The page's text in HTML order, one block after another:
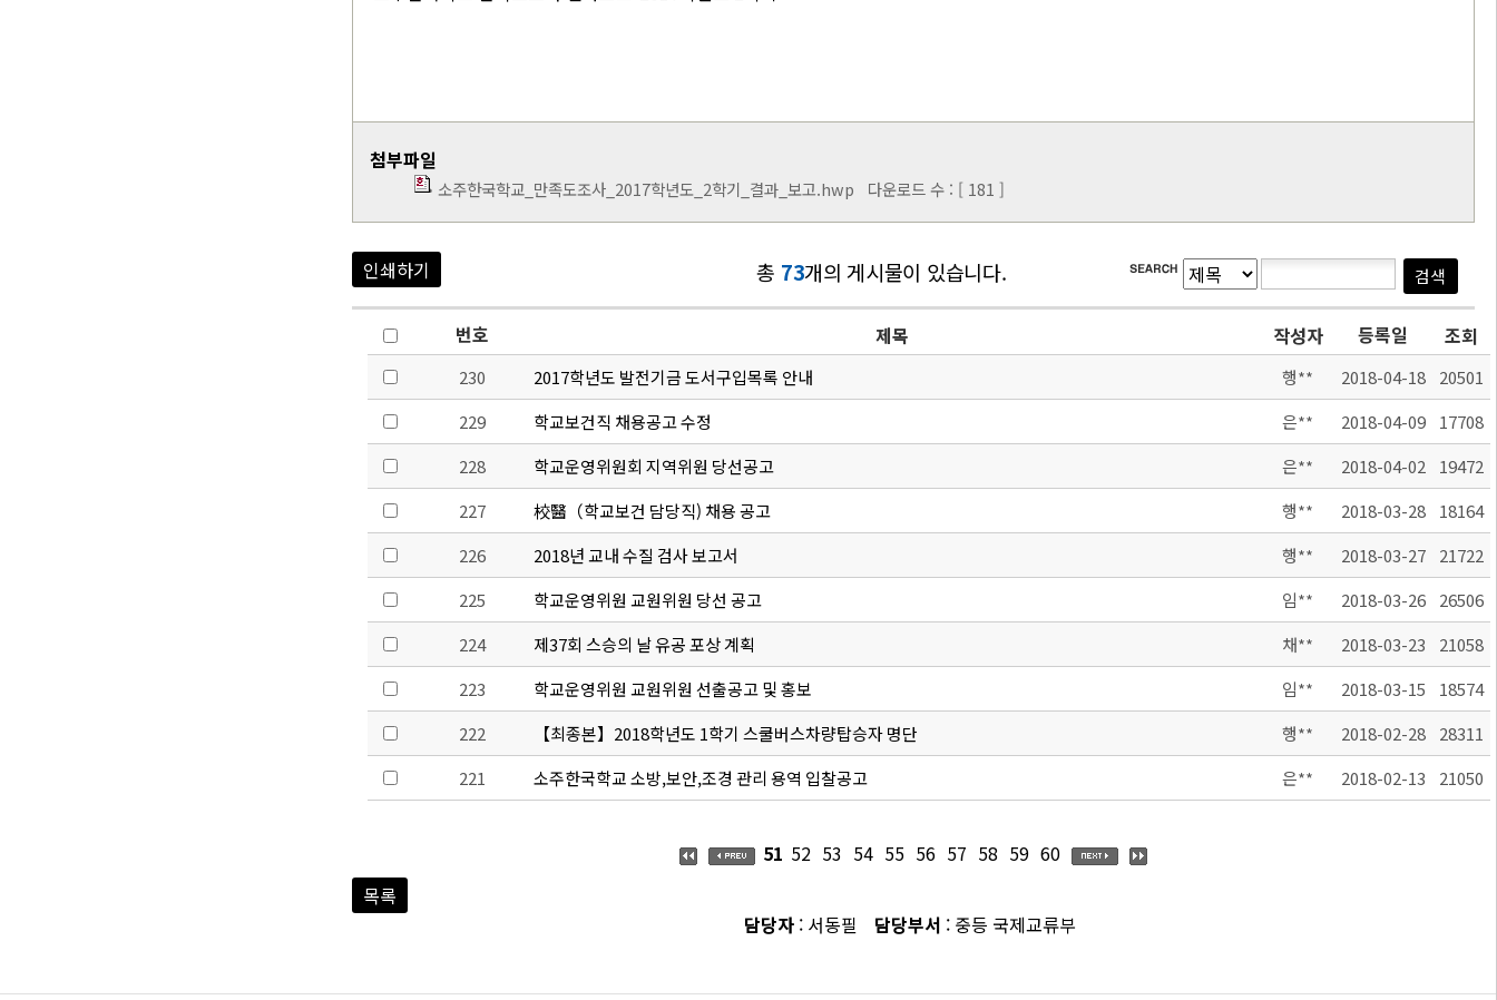
첨부파일
소주한국학교_만족도조사_2017학년도_2학기_결과_보고.hwp 다운로드 수 : [ 181 ]
인쇄하기 총 73개의 게시물이 있습니다.
번호 제목 작성자 등록일 조회
230 2017학년도 발전기금 도서구입목록 안내 행** 2018-04-18
20501
229
학교보건직 채용공고 수정 은** 2018-04-09
17708
228
학교운영위원회 지역위원 당선공고 은** 2018-04-02
19472
227
校醫（학교보건 담당직) 채용 공고 행** 2018-03-28
18164
226
2018년 교내 수질 검사 보고서 행** 2018-03-27
21722
225
학교운영위원 교원위원 당선 공고 임** 2018-03-26
26506
224
제37회 스승의 날 유공 포상 계획 채** 2018-03-23
21058
223
학교운영위원 교원위원 선출공고 및 홍보 임** 2018-03-15
18574
222
【최종본】2018학년도 1학기 스쿨버스차량탑승자 명단 행** 2018-02-28
28311
221
소주한국학교 소방,보안,조경 관리 용역 입찰공고 은** 2018-02-13 21050
51 52 53 54 55 56 57 58 59 60
목록
담당자 : 서동필 담당부서 : 중등 국제교류부